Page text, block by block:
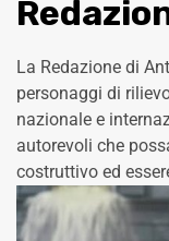
La Redazione di
personaggi di
nazionale e
autorevoli che
costruttivo ed